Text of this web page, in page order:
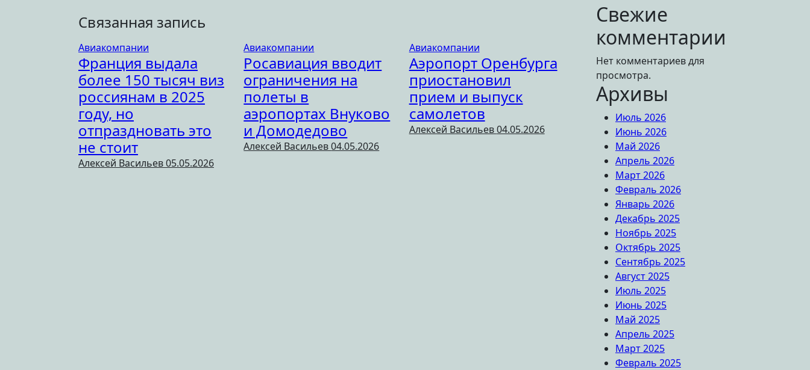
Связанная запись
Авиакомпании
Франция выдала
более 150 тысяч виз
россиянам в 2025
году, но
отпраздновать это
не стоит
Алексей Васильев05.05.2026
Авиакомпании
Росавиация вводит
ограничения на
полеты в
аэропортах Внуково
и Домодедово
Алексей Васильев04.05.2026
Авиакомпании
Аэропорт Оренбурга
приостановил
прием и выпуск
самолетов
Алексей Васильев04.05.2026
Свежие
комментарии
Нет комментариев для
просмотра.
Архивы
Июль 2026
Июнь 2026
Май 2026
Апрель 2026
Март 2026
Февраль 2026
Январь 2026
Декабрь 2025
Ноябрь 2025
Октябрь 2025
Сентябрь 2025
Август 2025
Июль 2025
Июнь 2025
Май 2025
Апрель 2025
Март 2025
Февраль 2025